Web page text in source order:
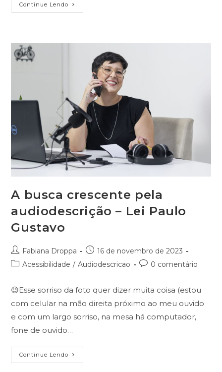
Continue Lendo Aracaju
169
A busca crescente pela
audiodescrição – Lei Paulo
Gustavo
Autor
do
Fabiana Droppa
Post
publicado:
16 de novembro de 2023
Categoria
Acessibilidade / Audiodescricao
Comentários
0 comentário
😉Esse sorriso da foto quer dizer muita coisa (estou
com celular na mão direita próximo ao meu ouvido
e com um largo sorriso, na mesa há computador,
fone de ouvido…
Continue Lendo A
Busca